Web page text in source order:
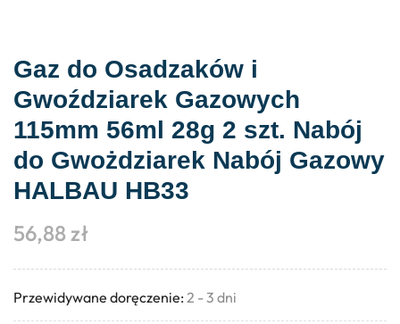
Gaz do Osadzaków i
Gwoździarek Gazowych
115mm 56ml 28g 2 szt. Nabój
do Gwożdziarek Nabój Gazowy
HALBAU HB33
56,88 zł
Przewidywane doręczenie: 2 - 3 dni